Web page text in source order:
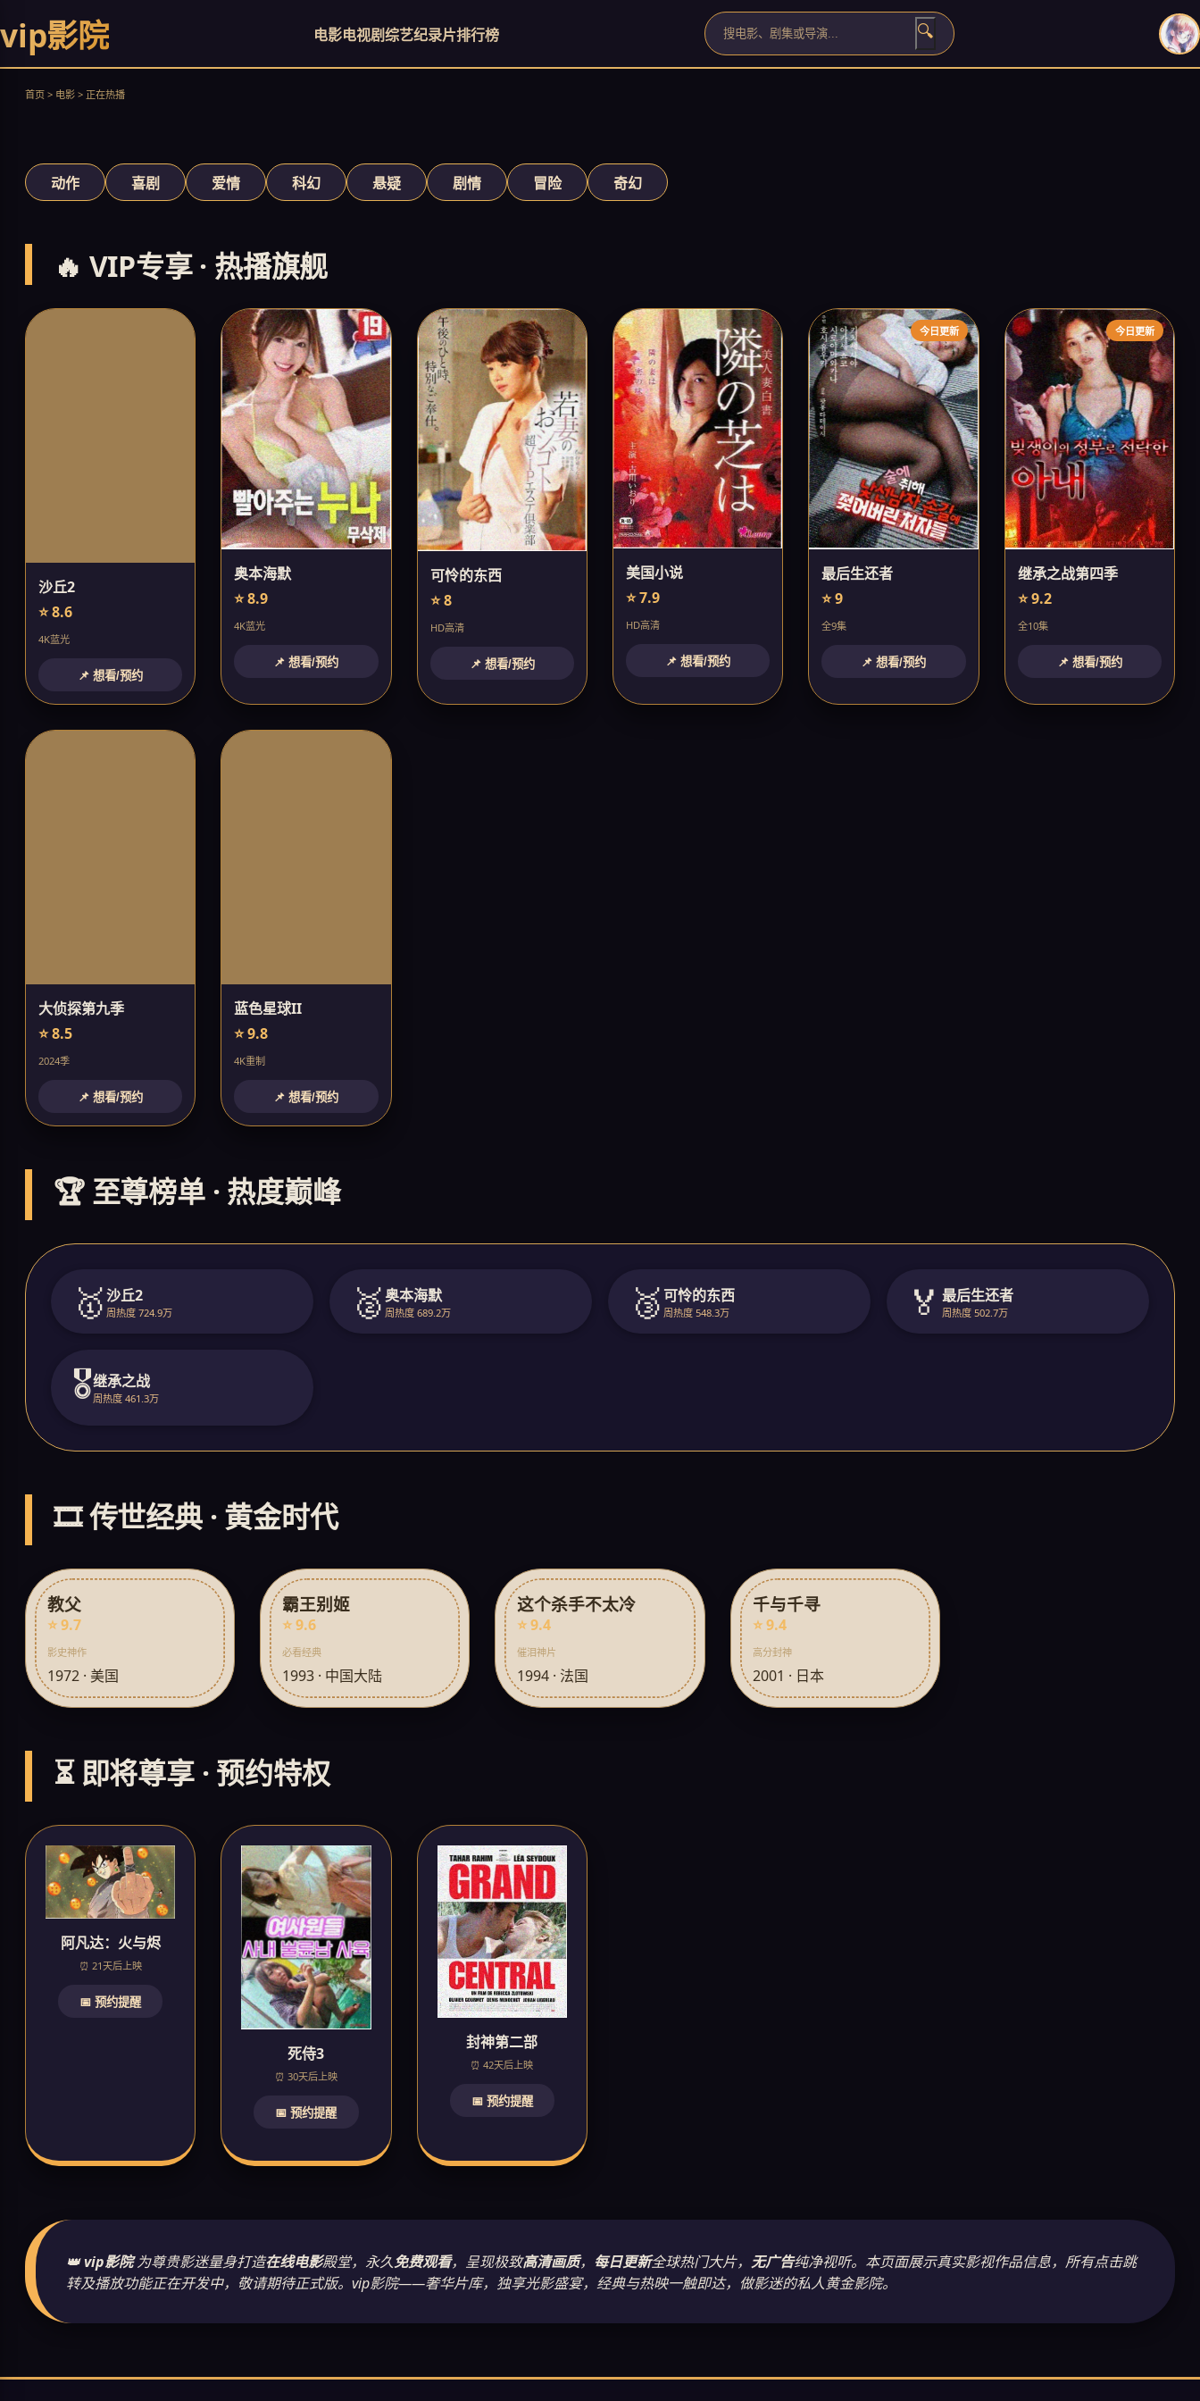
vip影院 电影电视剧综艺纪录片排行榜 🔍
首页 > 电影 > 正在热播
原子弹之父的内心核爆
动作 喜剧 爱情 科幻 悬疑 剧情 冒险 奇幻
🔥 VIP专享 · 热播旗舰
沙丘2
⭐ 8.6
4K蓝光
📌 想看/预约
奥本海默
⭐ 8.9
4K蓝光
📌 想看/预约
可怜的东西
⭐ 8
HD高清
📌 想看/预约
美国小说
⭐ 7.9
HD高清
📌 想看/预约
今日更新
最后生还者
⭐ 9
全9集
📌 想看/预约
今日更新
继承之战第四季
⭐ 9.2
全10集
📌 想看/预约
大侦探第九季
⭐ 8.5
2024季
📌 想看/预约
蓝色星球II
⭐ 9.8
4K重制
📌 想看/预约
🏆 至尊榜单 · 热度巅峰
🥇沙丘2
周热度 724.9万 🥈 奥本海默
周热度 689.2万 🥉 可怜的东西
周热度 548.3万 🏅 最后生还者
周热度 502.7万
🎖️继承之战
周热度 461.3万
🎞️ 传世经典 · 黄金时代
教父
⭐ 9.7
影史神作
1972 · 美国
霸王别姬
⭐ 9.6
必看经典
1993 · 中国大陆
这个杀手不太冷
⭐ 9.4
催泪神片
1994 · 法国
千与千寻
⭐ 9.4
高分封神
2001 · 日本
⏳ 即将尊享 · 预约特权
阿凡达：火与烬
⏰ 21天后上映
📅 预约提醒
死侍3
⏰ 30天后上映
📅 预约提醒
封神第二部
⏰ 42天后上映
📅 预约提醒
👑vip影院为尊贵影迷量身打造在线电影殿堂，永久免费观看，呈现极致高清画质， 每日更新全球热门大片， 无广告纯净视听。本页面展示真实影视作品信息，所有点击跳
转及播放功能正在开发中，敬请期待正式版。vip影院——奢华片库，独享光影盛宴，经典与热映一触即达，做影迷的私人黄金影院。